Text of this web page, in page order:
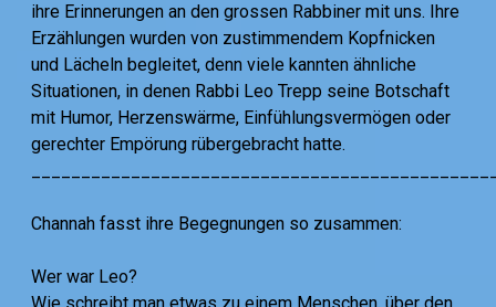
ihre Erinnerungen an den grossen Rabbiner mit uns. Ihre
Erzählungen wurden von zustimmendem Kopfnicken
und Lächeln begleitet, denn viele kannten ähnliche
Situationen, in denen Rabbi Leo Trepp seine Botschaft
mit Humor, Herzenswärme, Einfühlungsvermögen oder
gerechter Empörung rübergebracht hatte.
Channah fasst ihre Begegnungen so zusammen:
Wer war Leo?